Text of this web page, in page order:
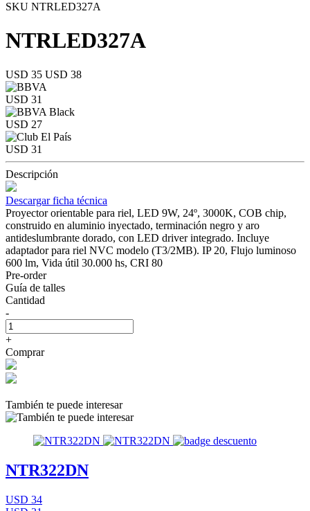
SKU NTRLED327A
NTRLED327A
USD 35 USD 38
USD 31
USD 27
USD 31
Descripción
Descargar ficha técnica
Proyector orientable para riel, LED 9W, 24º, 3000K, COB chip,
construido en aluminio inyectado, terminación negro y aro
antideslumbrante dorado, con LED driver integrado. Incluye
adaptador para riel NVC modelo (T3/2MB). IP 20, Flujo luminoso
600 lm, Vida útil 30.000 hs, CRI 80
Pre-order
Guía de talles
Cantidad
-
+
Comprar
También te puede interesar
NTR322DN
USD 34